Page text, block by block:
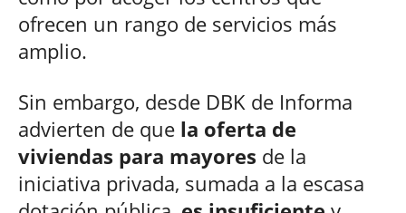
ofrecen un rango de servicios más
amplio.
Sin embargo, desde DBK de Informa
advierten de que la oferta de
viviendas para mayores de la
iniciativa privada, sumada a la escasa